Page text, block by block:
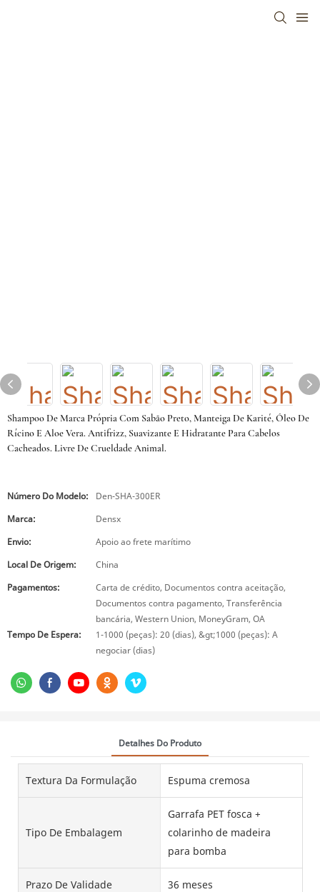
Shampoo De Marca Própria Com Sabão Preto, Manteiga De Karité, Óleo De
Rícino E Aloe Vera. Antifrizz, Suavizante E Hidratante Para Cabelos
Cacheados. Livre De Crueldade Animal.
Número Do Modelo:
Den-SHA-300ER
Marca:
Densx
Envio:
Apoio ao frete marítimo
Local De Origem:
China
Pagamentos:
Carta de crédito, Documentos contra aceitação,
Documentos contra pagamento, Transferência
bancária, Western Union, MoneyGram, OA
Tempo De Espera:
1-1000 (peças): 20 (dias), &gt;1000 (peças): A
negociar (dias)
Detalhes Do Produto
Textura Da Formulação Espuma cremosa
Tipo De Embalagem
Garrafa PET fosca +
colarinho de madeira
para bomba
Prazo De Validade 36 meses